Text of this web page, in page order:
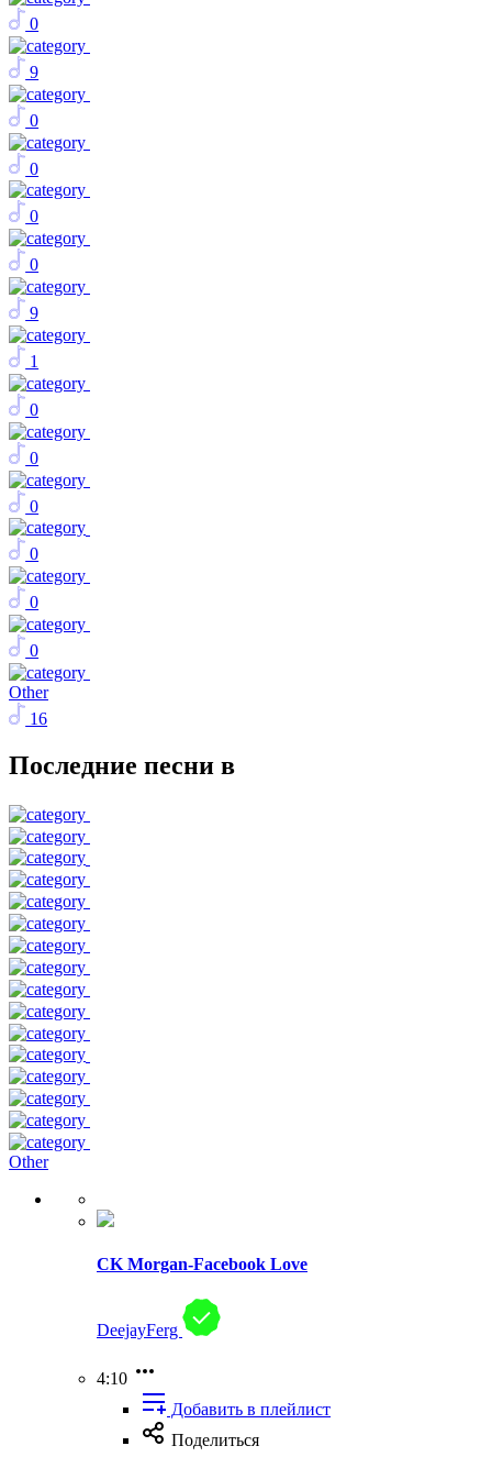
0
9
0
0
0
0
9
1
0
0
0
0
0
0
Other
16
Последние песни в
Other
CK Morgan-Facebook Love
DeejayFerg
4:10
Добавить в плейлист
Поделиться